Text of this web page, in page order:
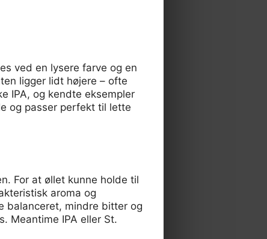
ved en lysere farve og en
ligger lidt højere – ofte
IPA, og kendte eksempler
og passer perfekt til lette
For at øllet kunne holde til
aroma og
balanceret, mindre bitter og
Meantime IPA eller St.